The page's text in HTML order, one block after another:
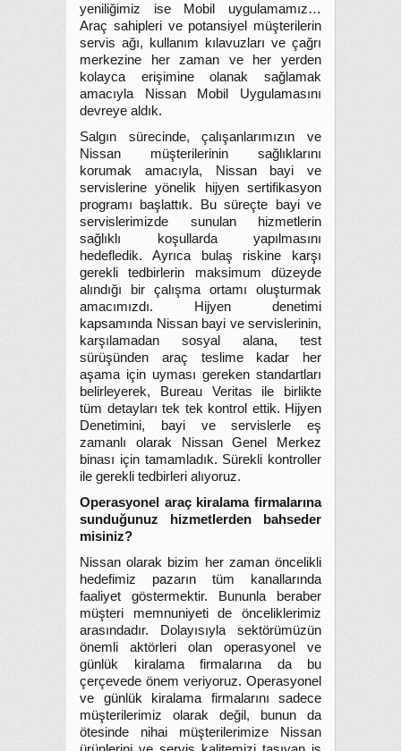
yeniliğimiz ise Mobil uygulamamız…
Araç sahipleri ve potansiyel müşterilerin
servis ağı, kullanım kılavuzları ve çağrı
merkezine her zaman ve her yerden
kolayca erişimine olanak sağlamak
amacıyla Nissan Mobil Uygulamasını
devreye aldık.
Salgın sürecinde, çalışanlarımızın ve
Nissan müşterilerinin sağlıklarını
korumak amacıyla, Nissan bayi ve
servislerine yönelik hijyen sertifikasyon
programı başlattık. Bu süreçte bayi ve
servislerimizde sunulan hizmetlerin
sağlıklı koşullarda yapılmasını
hedefledik. Ayrıca bulaş riskine karşı
gerekli tedbirlerin maksimum düzeyde
alındığı bir çalışma ortamı oluşturmak
amacımızdı. Hijyen denetimi
kapsamında Nissan bayi ve servislerinin,
karşılamadan sosyal alana, test
sürüşünden araç teslime kadar her
aşama için uyması gereken standartları
belirleyerek, Bureau Veritas ile birlikte
tüm detayları tek tek kontrol ettik. Hijyen
Denetimini, bayi ve servislerle eş
zamanlı olarak Nissan Genel Merkez
binası için tamamladık. Sürekli kontroller
ile gerekli tedbirleri alıyoruz.
Operasyonel araç kiralama firmalarına
sunduğunuz hizmetlerden bahseder
misiniz?
Nissan olarak bizim her zaman öncelikli
hedefimiz pazarın tüm kanallarında
faaliyet göstermektir. Bununla beraber
müşteri memnuniyeti de önceliklerimiz
arasındadır. Dolayısıyla sektörümüzün
önemli aktörleri olan operasyonel ve
günlük kiralama firmalarına da bu
çerçevede önem veriyoruz. Operasyonel
ve günlük kiralama firmalarını sadece
müşterilerimiz olarak değil, bunun da
ötesinde nihai müşterilerimize Nissan